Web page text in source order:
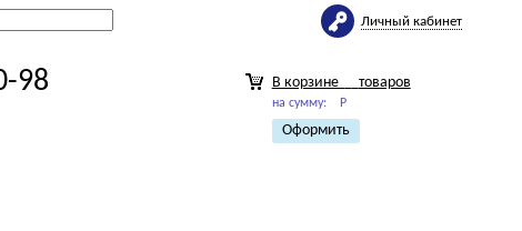
Личный кабинет
98 В корзине товаров
на сумму: Р
Оформить